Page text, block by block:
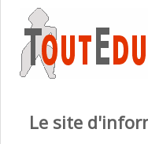
Le site